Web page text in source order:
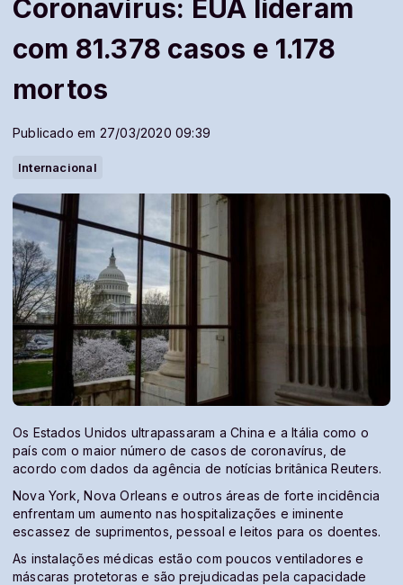
Coronavírus: EUA lideram
com 81.378 casos e 1.178
mortos
Publicado em 27/03/2020 09:39
Internacional
Os Estados Unidos ultrapassaram a China e a Itália como o
país com o maior número de casos de coronavírus, de
acordo com dados da agência de notícias britânica Reuters.
Nova York, Nova Orleans e outros áreas de forte incidência
enfrentam um aumento nas hospitalizações e iminente
escassez de suprimentos, pessoal e leitos para os doentes.
As instalações médicas estão com poucos ventiladores e
máscaras protetoras e são prejudicadas pela capacidade